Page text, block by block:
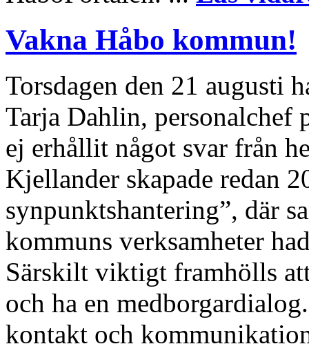
Vakna Håbo kommun!
Torsdagen den 21 augusti
Tarja Dahlin, personalchef
ej erhållit något svar från
Kjellander skapade redan
synpunktshantering”, där
kommuns verksamheter
Särskilt viktigt framhölls
och ha en
kontakt och